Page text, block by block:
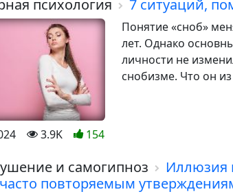
психология 7 ситуаций,
Понятие «сноб»
лет. Однако
личности не
снобизме. Что он из
3.9K 154
и самогипноз
Иллюзия
повторяемым